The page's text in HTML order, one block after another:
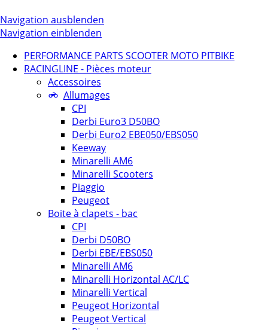
Navigation ausblenden
Navigation einblenden
PERFORMANCE PARTS SCOOTER MOTO PITBIKE
RACINGLINE - Pièces moteur
Accessoires
Allumages
CPI
Derbi Euro3 D50BO
Derbi Euro2 EBE050/EBS050
Keeway
Minarelli AM6
Minarelli Scooters
Piaggio
Peugeot
Boite à clapets - bac
CPI
Derbi D50BO
Derbi EBE/EBS050
Minarelli AM6
Minarelli Horizontal AC/LC
Minarelli Vertical
Peugeot Horizontal
Peugeot Vertical